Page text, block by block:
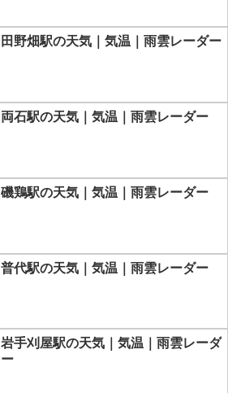
田野畑駅の天気｜気温｜雨雲レーダー
両石駅の天気｜気温｜雨雲レーダー
磯鶏駅の天気｜気温｜雨雲レーダー
普代駅の天気｜気温｜雨雲レーダー
岩手刈屋駅の天気｜気温｜雨雲レーダ
ー